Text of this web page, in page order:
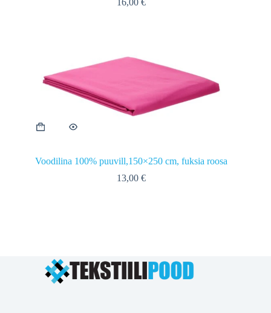
Voodilina 100% puuvill,150×250 cm, fuksia roosa
13,00€